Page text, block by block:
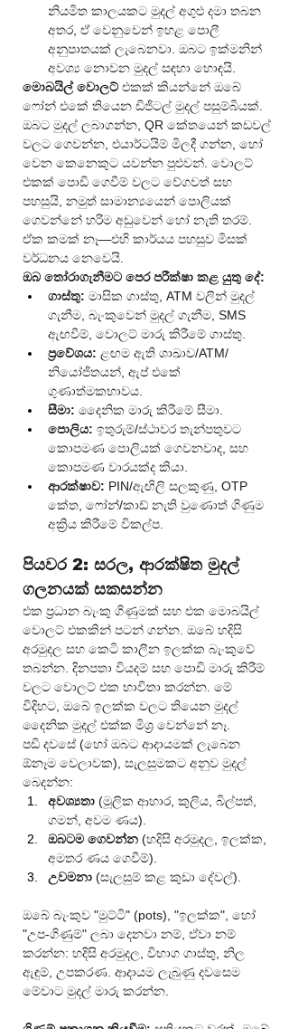
නියමිත කාලයකට මුදල් අගුළු දමා තබන
අතර, ඒ වෙනුවෙන් ඉහළ පොලී
අනුපාතයක් ලැබෙනවා. ඔබට ඉක්මනින්
අවශ්‍ය නොවන මුදල් සඳහා හොඳයි.
මොබයිල් වොලට් එකක් කියන්නේ ඔබේ
ෆෝන් එකේ තියෙන ඩිජිටල් මුදල් පසුම්බියක්.
ඔබට මුදල් ලබාගන්න, QR කේතයෙන් කඩවල්
වලට ගෙවන්න, එයාර්ටයිම් මිලදී ගන්න, හෝ
වෙන කෙනෙකුට යවන්න පුළුවන්. වොලට්
එකක් පොඩි ගෙවීම් වලට වේගවත් සහ
පහසුයි, නමුත් සාමාන්‍යයෙන් පොලියක්
ගෙවන්නේ හරිම අඩුවෙන් හෝ නැති තරම්.
ඒක කමක් නෑ—එහි කාර්යය පහසුව මිසක්
වර්ධනය නෙවෙයි.
ඔබ තෝරාගැනීමට පෙර පරීක්ෂා කළ යුතු දේ:
ගාස්තු: මාසික ගාස්තු, ATM වලින් මුදල්
ගැනීම, බැංකුවෙන් මුදල් ගැනීම, SMS
ඇඟවීම්, වොලට් මාරු කිරීමේ ගාස්තු.
ප්‍රවේශය: ළඟම ඇති ශාඛාව/ATM/
නියෝජිතයන්, ඇප් එකේ
ගුණාත්මකභාවය.
සීමා: දෛනික මාරු කිරීමේ සීමා.
පොලිය: ඉතුරුම්/ස්ථාවර තැන්පතුවට
කොපමණ පොලියක් ගෙවනවාද, සහ
කොපමණ වාරයක්ද කියා.
ආරක්ෂාව: PIN/ඇඟිලි සලකුණු, OTP
කේත, ෆෝන්/කාඩ් නැති වුණොත් ගිණුම
අක්‍රිය කිරීමේ විකල්ප.
පියවර 2: සරල, ආරක්ෂිත මුදල්
ගලනයක් සකසන්න
එක ප්‍රධාන බැංකු ගිණුමක් සහ එක මොබයිල්
වොලට් එකකින් පටන් ගන්න. ඔබේ හදිසි
අරමුදල සහ කෙටි කාලීන ඉලක්ක බැංකුවේ
තබන්න. දිනපතා වියදම් සහ පොඩි මාරු කිරීම්
වලට වොලට් එක භාවිතා කරන්න. මේ
විදිහට, ඔබේ ඉලක්ක වලට තියෙන මුදල්
දෛනික මුදල් එක්ක මිශ්‍ර වෙන්නේ නෑ.
පඩි දවසේ (හෝ ඔබට ආදායමක් ලැබෙන
ඕනෑම වෙලාවක), සැලසුමකට අනුව මුදල්
බෙදන්න:
අවශ්‍යතා (මූලික ආහාර, කුලිය, බිල්පත්,
ගමන්, අවම ණය).
ඔබටම ගෙවන්න (හදිසි අරමුදල, ඉලක්ක,
අමතර ණය ගෙවීම්).
උවමනා (සැලසුම් කළ කුඩා දේවල්).
ඔබේ බැංකුව "මුට්ටි" (pots), "ඉලක්ක", හෝ
"උප-ගිණුම්" ලබා දෙනවා නම්, ඒවා නම්
කරන්න: හදිසි අරමුදල, විභාග ගාස්තු, නිල
ඇඳුම්, උපකරණ. ආදායම ලැබුණු දවසෙම
මේවාට මුදල් මාරු කරන්න.